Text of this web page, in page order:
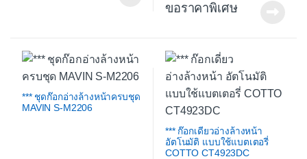
ขอราคาพิเศษ
*** ชุดก๊อกอ่างล้างหน้าครบชุด
MAVIN S-M2206
*** ก๊อกเดี่ยวอ่างล้างหน้า
อัตโนมัติ แบบใช้แบตเตอรี่
COTTO CT4923DC